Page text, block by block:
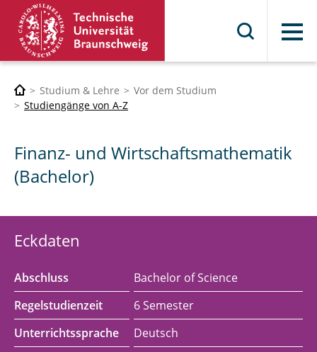
Menü
Studium & Lehre
Vor dem Studium
Studiengänge von A-Z
Finanz- und Wirtschaftsmathematik
(Bachelor)
Eckdaten
Abschluss
Bachelor of Science
Regelstudienzeit
6 Semester
Unterrichtssprache
Deutsch